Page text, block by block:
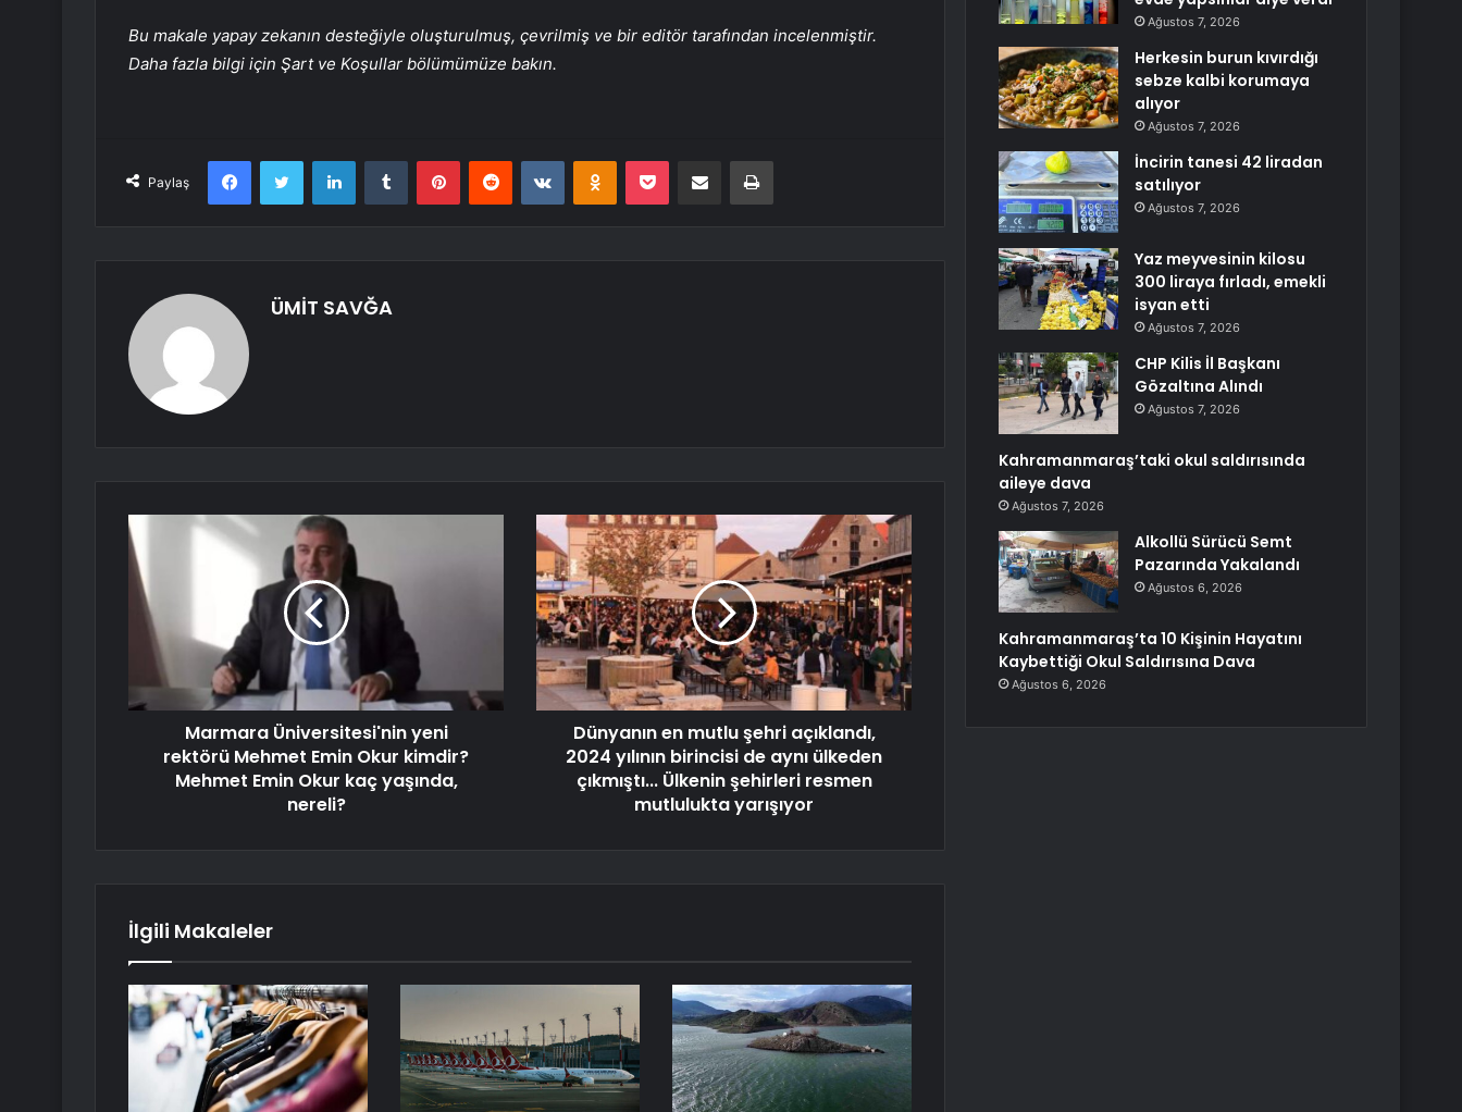
Bu makale yapay zekanın desteğiyle oluşturulmuş, çevrilmiş ve bir editör tarafından incelenmiştir.
Daha fazla bilgi için Şart ve Koşullar bölümümüze bakın.
Paylaş
FacebookTwitter LinkedInTumblr PinterestReddit VKontakteOdnoklassniki
Pocket E-Posta ile paylaş Yazdır
ÜMİT SAVĞA
Marmara Üniversitesi'nin yeni
rektörü Mehmet Emin Okur kimdir?
Mehmet Emin Okur kaç yaşında,
nereli?
Dünyanın en mutlu şehri açıklandı,
2024 yılının birincisi de aynı ülkeden
çıkmıştı... Ülkenin şehirleri resmen
mutlulukta yarışıyor
İlgili Makaleler
Ağustos 7, 2026
Herkesin burun kıvırdığı
sebze kalbi korumaya
alıyor
Ağustos 7, 2026
İncirin tanesi 42 liradan
satılıyor
Ağustos 7, 2026
Yaz meyvesinin kilosu
300 liraya fırladı, emekli
isyan etti
Ağustos 7, 2026
CHP Kilis İl Başkanı
Gözaltına Alındı
Ağustos 7, 2026
Kahramanmaraş’taki okul saldırısında
aileye dava
Ağustos 7, 2026
Alkollü Sürücü Semt
Pazarında Yakalandı
Ağustos 6, 2026
Kahramanmaraş’ta 10 Kişinin Hayatını
Kaybettiği Okul Saldırısına Dava
Ağustos 6, 2026